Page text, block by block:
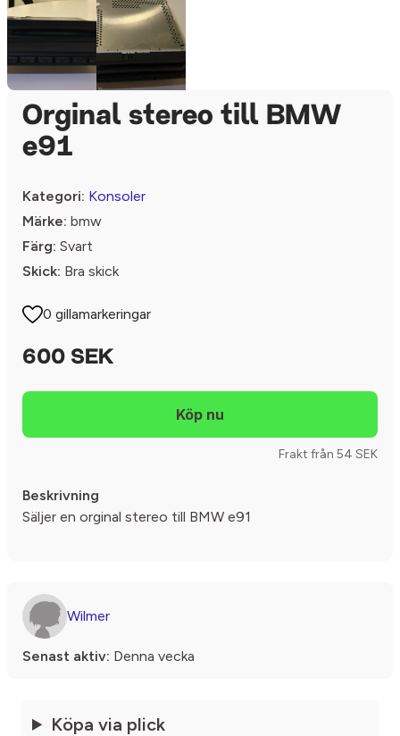
Orginal stereo till BMW
e91
Kategori: Konsoler
Märke: bmw
Färg: Svart
Skick: Bra skick
0 gillamarkeringar
600 SEK
Frakt från 54 SEK
Beskrivning
Säljer en orginal stereo till BMW e91
Wilmer
Senast aktiv: Denna vecka
Köpa via plick